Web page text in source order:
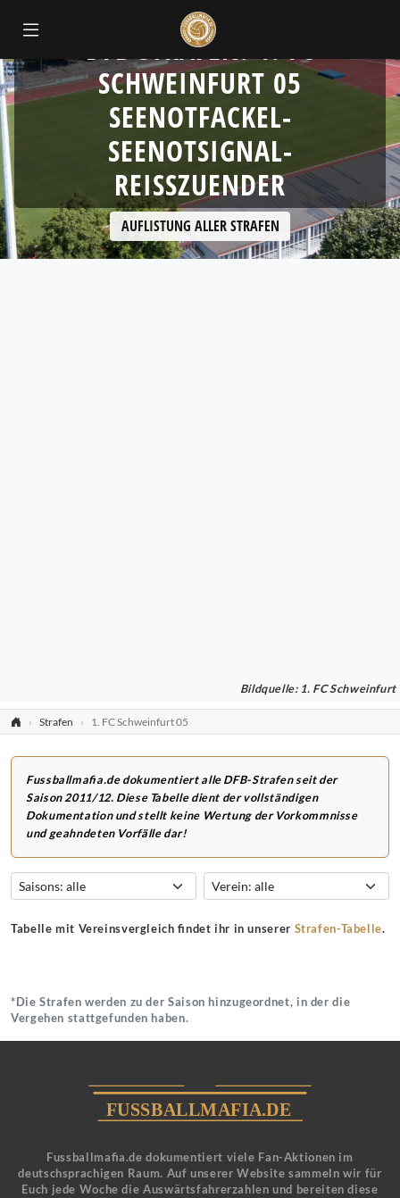
DFB STRAFEN: 1. FC
SCHWEINFURT 05
SEENOTFACKEL-
SEENOTSIGNAL-
REISSZUENDER
AUFLISTUNG ALLER STRAFEN
Bildquelle: 1. FC Schweinfurt
Strafen 1. FC Schweinfurt 05
Fussballmafia.de dokumentiert alle DFB-Strafen seit der
Saison 2011/12. Diese Tabelle dient der vollständigen
Dokumentation und stellt keine Wertung der Vorkommnisse
und geahndeten Vorfälle dar!
Tabelle mit Vereinsvergleich findet ihr in unserer Strafen-Tabelle.
*Die Strafen werden zu der Saison hinzugeordnet, in der die
Vergehen stattgefunden haben.
Fussballmafia.de dokumentiert viele Fan-Aktionen im
deutschsprachigen Raum. Auf unserer Website sammeln wir für
Euch jede Woche die Auswärtsfahrerzahlen und bereiten diese